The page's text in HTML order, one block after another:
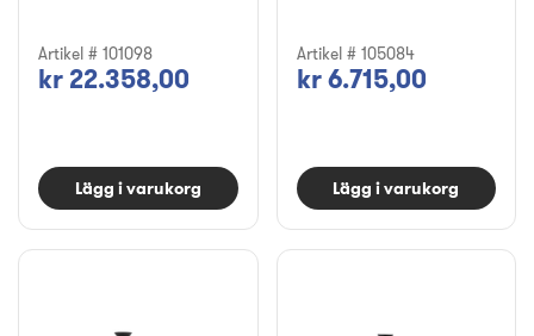
Artikel # 101098
kr 22.358,00
Lägg i varukorg
Artikel # 105084
kr 6.715,00
Lägg i varukorg